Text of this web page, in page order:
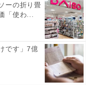
ーの折り畳
「使わ...
です」7億